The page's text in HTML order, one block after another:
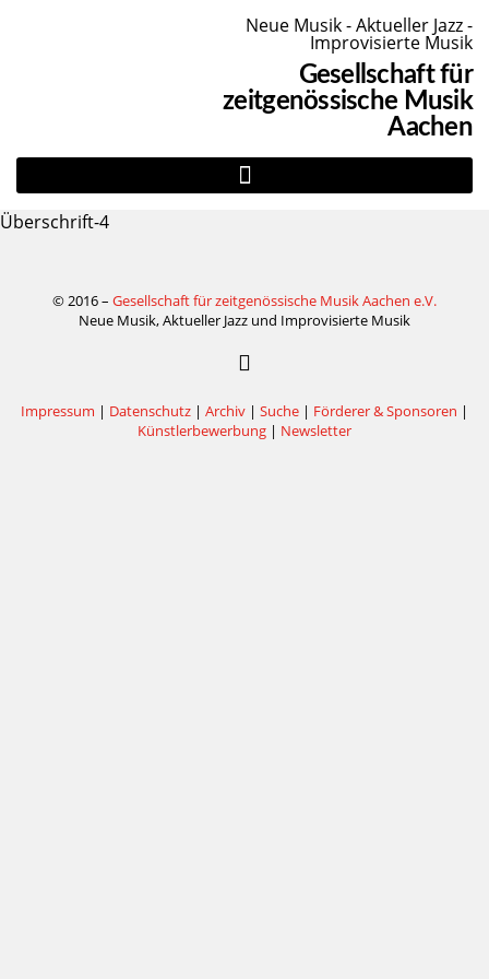
Neue Musik - Aktueller Jazz -
Improvisierte Musik
Gesellschaft für
zeitgenössische Musik
Aachen
Überschrift-4
© 2016 – Gesellschaft für zeitgenössische Musik Aachen e.V.
Neue Musik, Aktueller Jazz und Improvisierte Musik
Impressum | Datenschutz | Archiv | Suche | Förderer & Sponsoren |
Künstlerbewerbung | Newsletter